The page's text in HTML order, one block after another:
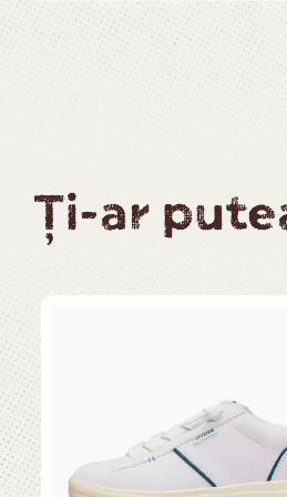
Ți-ar